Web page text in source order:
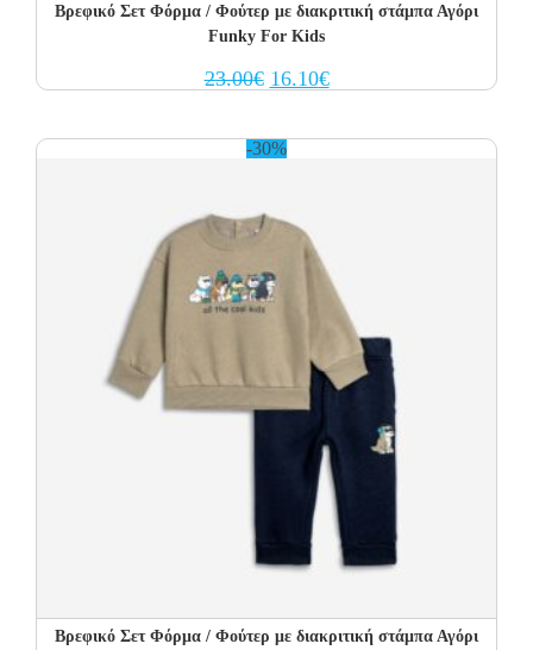
Βρεφικό Σετ Φόρμα / Φούτερ με διακριτική στάμπα Αγόρι
Funky For Kids
23.00€ Original
price
16.10€Current
price
-30%
Βρεφικό Σετ Φόρμα / Φούτερ με διακριτική στάμπα Αγόρι